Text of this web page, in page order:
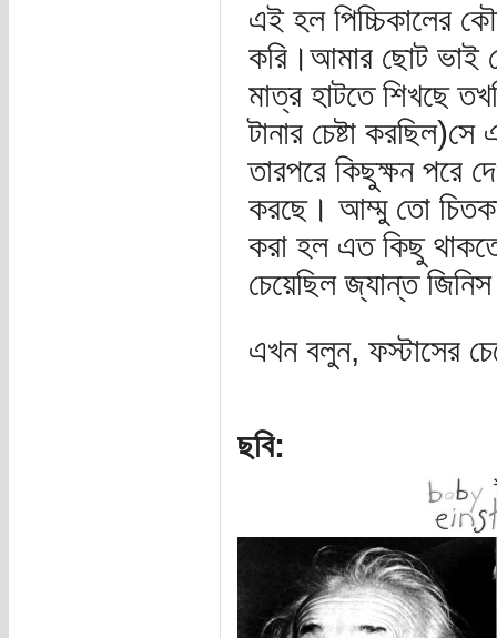
এই হল পিচ্চিকালের
করি।আমার ছোট ভাই
মাত্র হাটতে শিখছে
টানার চেষ্টা
তারপরে কিছুক্ষন পরে
করছে। আম্মু তো
করা হল এত কিছু
চেয়েছিল জ্যান্ত
এখন বলুন, ফস্টাসের
ছবি: